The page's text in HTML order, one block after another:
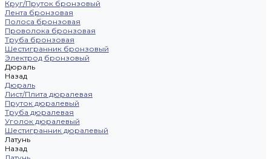
Круг/Пруток бронзовый
Лента бронзовая
Полоса бронзовая
Проволока бронзовая
Труба бронзовая
Шестигранник бронзовый
Электрод бронзовый
Дюраль
Назад
Дюраль
Лист/Плита дюралевая
Пруток дюралевый
Труба дюралевая
Уголок дюралевый
Шестигранник дюралевый
Латунь
Назад